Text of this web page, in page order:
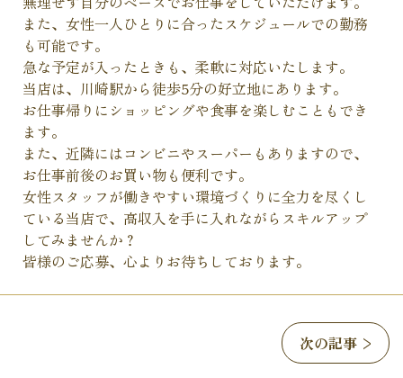
また、女性一人ひとりに合ったスケジュールでの勤務
も可能です。
急な予定が入ったときも、柔軟に対応いたします。
当店は、川崎駅から徒歩5分の好立地にあります。
お仕事帰りにショッピングや食事を楽しむこともでき
ます。
また、近隣にはコンビニやスーパーもありますので、
お仕事前後のお買い物も便利です。
女性スタッフが働きやすい環境づくりに全力を尽くし
ている当店で、高収入を手に入れながらスキルアップ
してみませんか？
皆様のご応募、心よりお待ちしております。
次の記事